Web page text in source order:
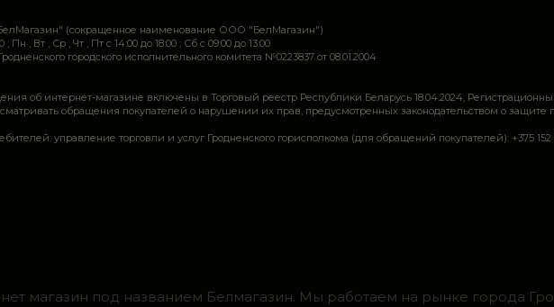
(сокращенное наименование ООО "БелМагазин")
, Вт , Ср , Чт , Пт c 14:00 до 18:00 ; Сб c 09:00 до 13:00
городского исполнительного комитета №0223837 от 08.01.2004
об интернет-магазине включены в Торговый реестр Республики Беларусь 18.04.2024,
обращения покупателей о нарушении их прав, предусмотренных законодательством о защите
управление торговли и услуг Гродненского горисполкома (для обращений покупателей): +375 152 62
магазин под названием Белмагазин. Мы работаем на рынке города